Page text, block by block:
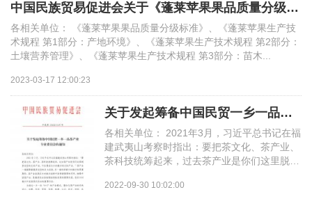
6+3服务商征集
媒体报道
一乡一品乡村振兴AI绘画大赛
长沙市特色产业地图
新闻宣发
税筹业务
信息化平台
中国民族贸易促进会关于《蓬莱苹果果品质量分级标准》系列团体标准征求意见
各相关单位： 《蓬莱苹果果品质量分级标准》、《蓬莱苹果生产技
术规程 第1部分：产地环境》、《蓬莱苹果生产技术规程 第2部分：
土壤营养管理》、《蓬莱苹果生产技术规程 第3部分：苗木...
2023-03-17 12:00:23
关于发起筹备中国民贸一乡一品茶产业专业委员会的通知
各相关单位： 2021年3月，习近平总书记在福
建武夷山考察时指出：要把茶文化、茶产业、
茶科技统筹起来，过去茶产业是你们这里脱贫
产业。茶产...
2022-09-30 10:02:00